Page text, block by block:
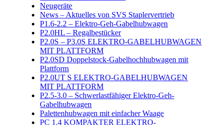
Neugeräte
News – Aktuelles von SVS Staplervertrieb
P1.6-2.2 – Elektro-Geh-Gabelhubwagen
P2.0HL – Regalbestücker
P2.0S – P3.0S ELEKTRO-GABELHUBWAGEN
MIT PLATTFORM
P2.0SD Doppelstock-Gabelhochhubwagen mit
Plattform
P2.0UT S ELEKTRO-GABELHUBWAGEN
MIT PLATTFORM
P2.5-3.0 – Schwerlastfähiger Elektro-Geh-
Gabelhubwagen
Palettenhubwagen mit einfacher Waage
PC 1.4 KOMPAKTER ELEKTRO-